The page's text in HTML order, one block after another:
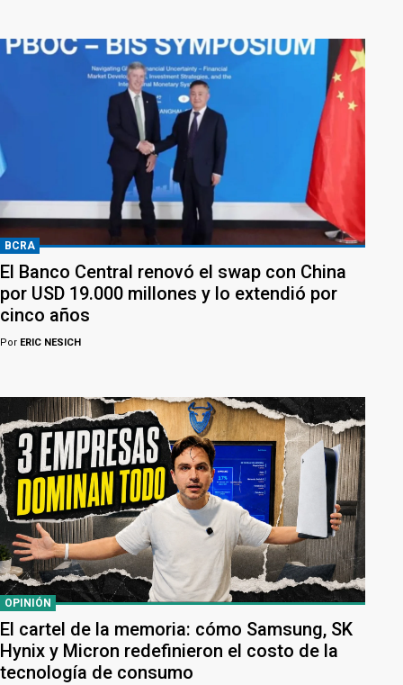
BCRA
El Banco Central renovó el swap con China
por USD 19.000 millones y lo extendió por
cinco años
Por ERIC NESICH
OPINIÓN
El cartel de la memoria: cómo Samsung, SK
Hynix y Micron redefinieron el costo de la
tecnología de consumo